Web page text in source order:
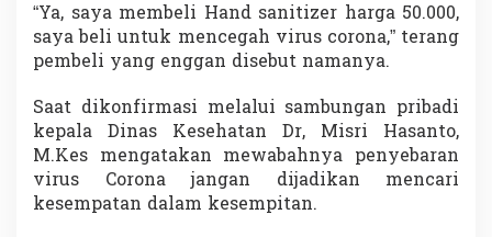
“Ya, saya membeli Hand sanitizer harga 50.000,
saya beli untuk mencegah virus corona,” terang
pembeli yang enggan disebut namanya.
Saat dikonfirmasi melalui sambungan pribadi
kepala Dinas Kesehatan Dr, Misri Hasanto,
M.Kes mengatakan mewabahnya penyebaran
virus Corona jangan dijadikan mencari
kesempatan dalam kesempitan.